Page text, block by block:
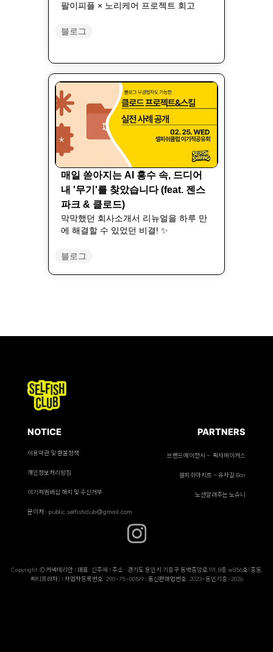
팔이피플 × 노리케어 프로젝트 회고
블로그
매일 쏟아지는 AI 홍수 속, 드디어
내 '무기'를 찾았습니다 (feat. 젠스
파크 & 클로드)
막막했던 회사소개서 리뉴얼을 하루 만
에 해결할 수 있었던 비결! ✨
블로그
NOTICE PARTNERS
이용약관 및 환불정책 브랜드에이전시 - 픽사메이커스
개인정보처리방침 셀피쉬아지트 - 유사길 Bar
이기적멤버십 해지 및 수신거부 노션알려주는 노슈니
문의처 : public.selfishclub@gmail.com
Copyright ©커넥테리안 | 대표: 신주혜 | 주소 : 경기도 용인시 기흥구 동백중앙로 191, 8층 w856호(중동,
씨티프라자) | 사업자등록번호: 290-75-00519 | 통신판매업번호: 2023-용인기흥-2026